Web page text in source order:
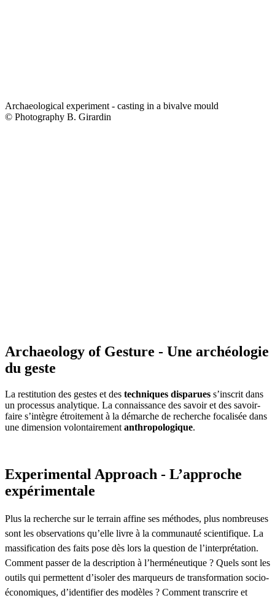
Archaeological experiment - casting in a bivalve mould
© Photography B. Girardin
Archaeology of Gesture - Une archéologie
du geste
La restitution des gestes et des techniques disparues s’inscrit dans
un processus analytique. La connaissance des savoir et des savoir-
faire s’intègre étroitement à la démarche de recherche focalisée dans
une dimension volontairement anthropologique.
Experimental Approach - L’approche
expérimentale
Plus la recherche sur le terrain affine ses méthodes, plus nombreuses
sont les observations qu’elle livre à la communauté scientifique. La
massification des faits pose dès lors la question de l’interprétation.
Comment passer de la description à l’herméneutique ? Quels sont les
outils qui permettent d’isoler des marqueurs de transformation socio-
économiques, d’identifier des modèles ? Comment transcrire et